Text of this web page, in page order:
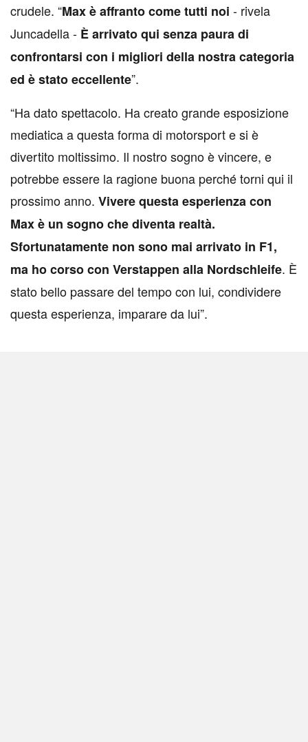
crudele. “Max è affranto come tutti noi - rivela
Juncadella - È arrivato qui senza paura di
confrontarsi con i migliori della nostra categoria
ed è stato eccellente”.
“Ha dato spettacolo. Ha creato grande esposizione
mediatica a questa forma di motorsport e si è
divertito moltissimo. Il nostro sogno è vincere, e
potrebbe essere la ragione buona perché torni qui il
prossimo anno. Vivere questa esperienza con
Max è un sogno che diventa realtà.
Sfortunatamente non sono mai arrivato in F1,
ma ho corso con Verstappen alla Nordschleife. È
stato bello passare del tempo con lui, condividere
questa esperienza, imparare da lui”.